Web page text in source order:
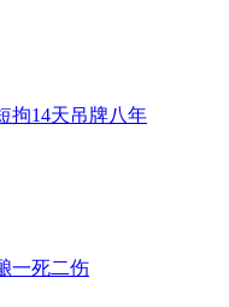
拘14天吊牌八年
一死二伤